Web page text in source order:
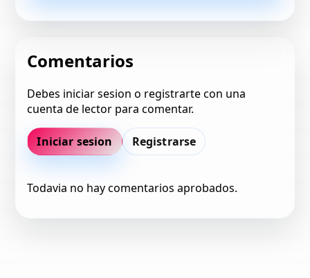
Comentarios
Debes iniciar sesion o registrarte con una
cuenta de lector para comentar.
Iniciar sesion Registrarse
Todavia no hay comentarios aprobados.